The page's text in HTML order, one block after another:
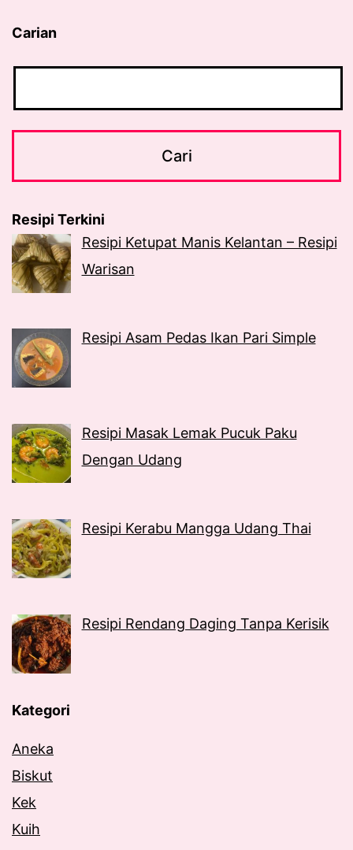
Carian
Resipi Terkini
Resipi Ketupat Manis Kelantan – Resipi
Warisan
Resipi Asam Pedas Ikan Pari Simple
Resipi Masak Lemak Pucuk Paku
Dengan Udang
Resipi Kerabu Mangga Udang Thai
Resipi Rendang Daging Tanpa Kerisik
Kategori
Aneka
Biskut
Kek
Kuih